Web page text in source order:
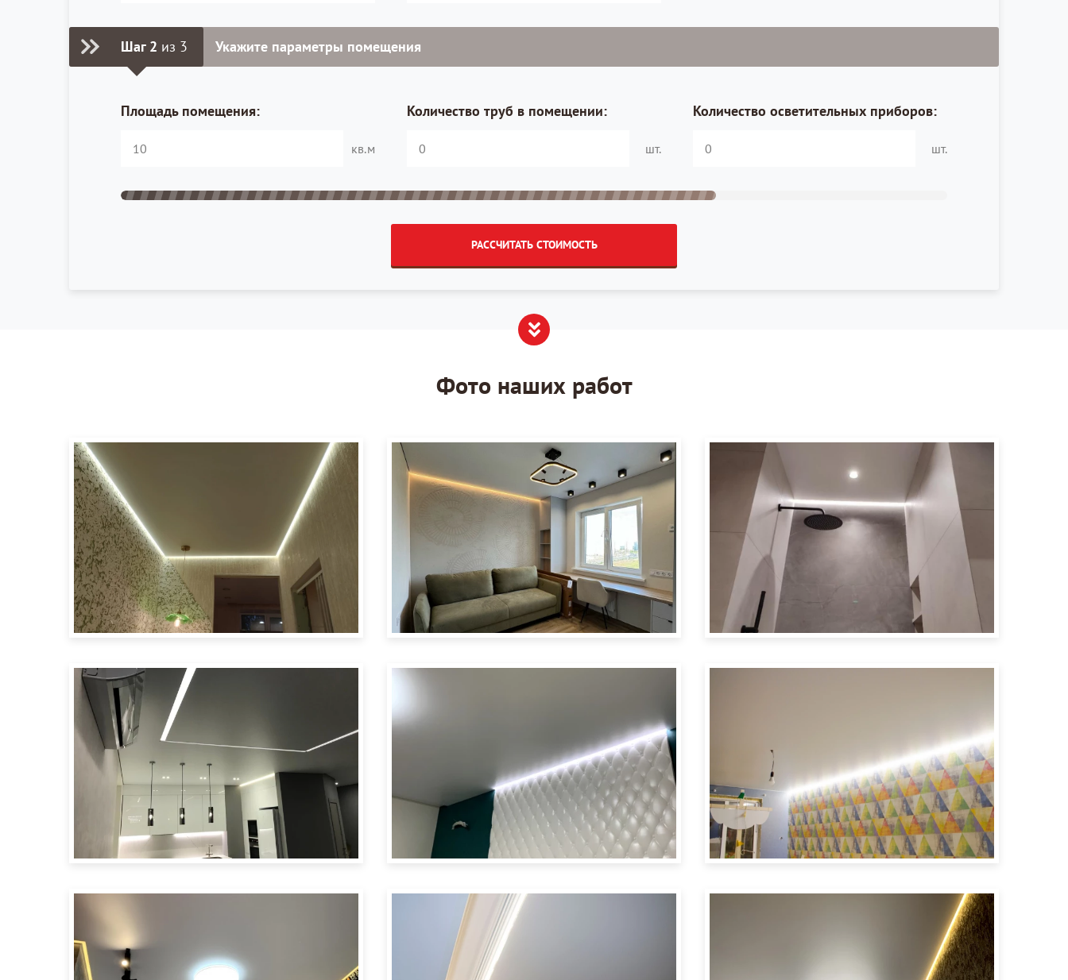
Шаг 2 из 3 Укажите параметры помещения
Площадь помещения:
кв.м
Количество труб в помещении:
шт.
Количество осветительных приборов:
шт.
РАССЧИТАТЬ СТОИМОСТЬ
Фото наших работ